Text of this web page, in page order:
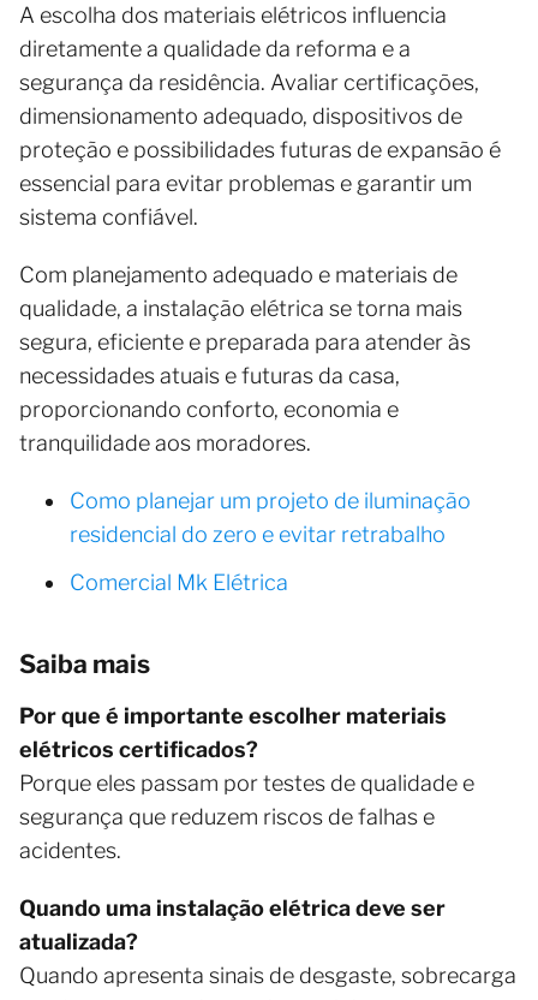
A escolha dos materiais elétricos influencia
diretamente a qualidade da reforma e a
segurança da residência. Avaliar certificações,
dimensionamento adequado, dispositivos de
proteção e possibilidades futuras de expansão é
essencial para evitar problemas e garantir um
sistema confiável.
Com planejamento adequado e materiais de
qualidade, a instalação elétrica se torna mais
segura, eficiente e preparada para atender às
necessidades atuais e futuras da casa,
proporcionando conforto, economia e
tranquilidade aos moradores.
Como planejar um projeto de iluminação
residencial do zero e evitar retrabalho
Comercial Mk Elétrica
Saiba mais
Por que é importante escolher materiais
elétricos certificados?
Porque eles passam por testes de qualidade e
segurança que reduzem riscos de falhas e
acidentes.
Quando uma instalação elétrica deve ser
atualizada?
Quando apresenta sinais de desgaste, sobrecarga